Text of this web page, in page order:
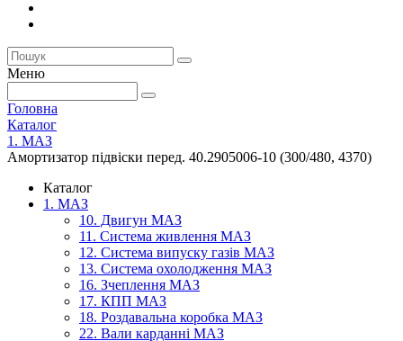
Меню
Головна
Каталог
1. МАЗ
Амортизатор підвіски перед. 40.2905006-10 (300/480, 4370)
Каталог
1. МАЗ
10. Двигун МАЗ
11. Система живлення МАЗ
12. Система випуску газів МАЗ
13. Система охолодження МАЗ
16. Зчеплення МАЗ
17. КПП МАЗ
18. Роздавальна коробка МАЗ
22. Вали карданні МАЗ